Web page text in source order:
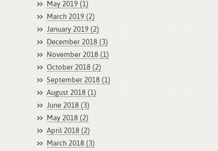
May 2019 (1)
March 2019 (2)
January 2019 (2)
December 2018 (3)
November 2018 (1)
October 2018 (2)
September 2018 (1)
August 2018 (1)
June 2018 (3)
May 2018 (2)
April 2018 (2)
March 2018 (3)